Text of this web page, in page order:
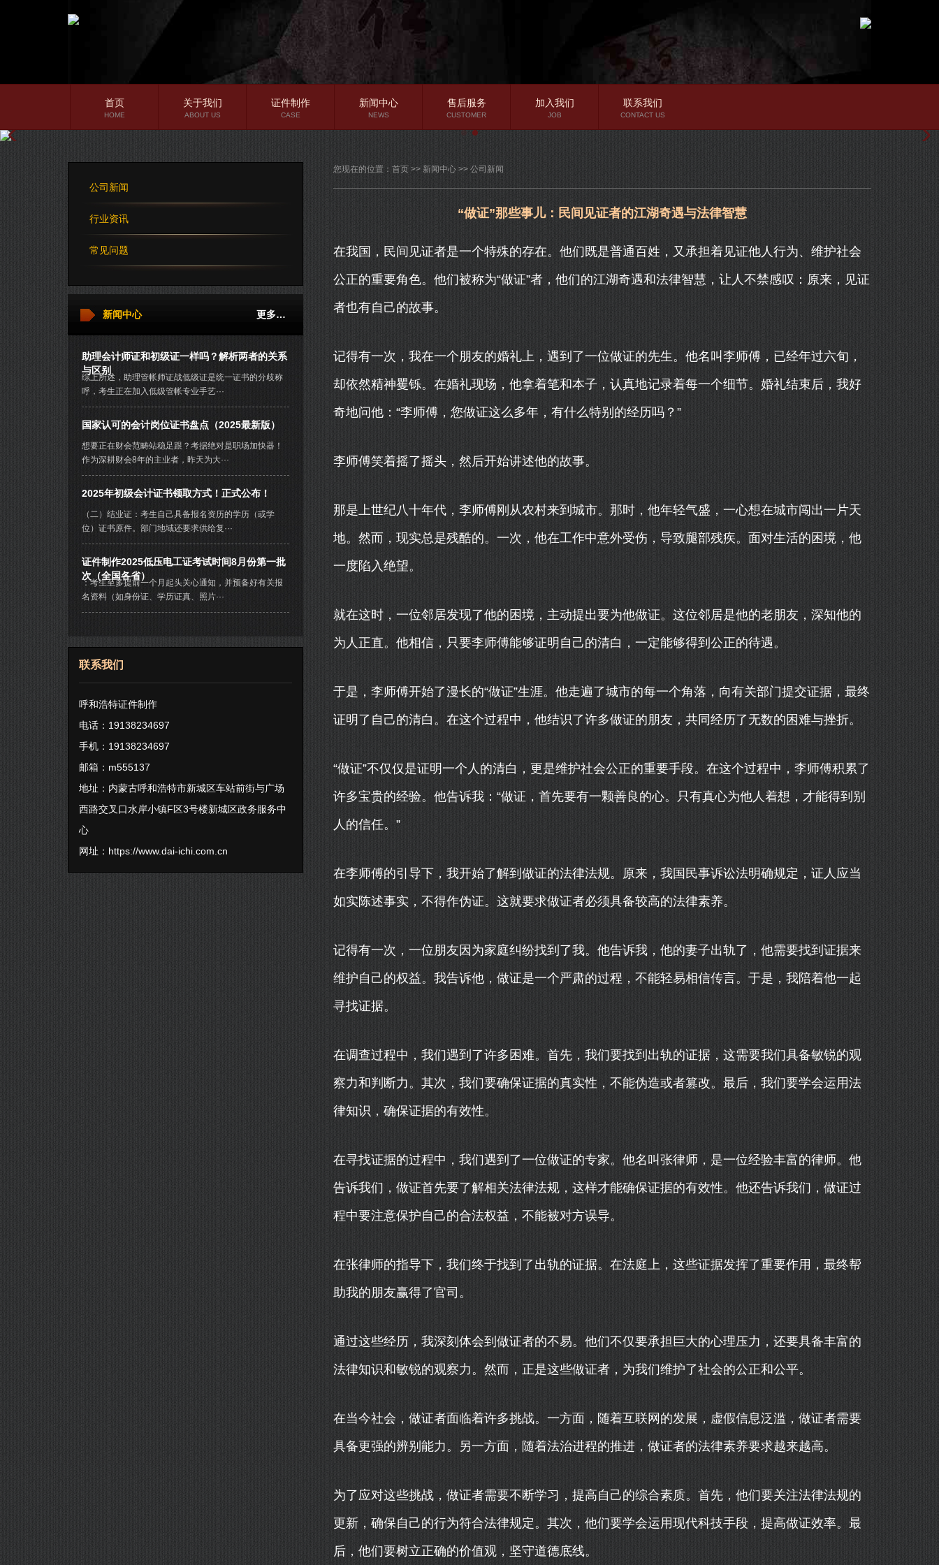
行业资讯
常见问题
首页
HOME
关于我们
ABOUT US
证件制作
CASE
新闻中心
NEWS
售后服务
CUSTOMER
加入我们
JOB
联系我们
CONTACT US
公司新闻
行业资讯
常见问题
更多…
新闻中心
助理会计师证和初级证一样吗？解析两者的关系
与区别
综上所述，助理管帐师证战低级证是统一证书的分歧称
呼，考生正在加入低级管帐专业手艺···
国家认可的会计岗位证书盘点（2025最新版）
想要正在财会范畴站稳足跟？考据绝对是职场加快器！
作为深耕财会8年的主业者，昨天为大···
2025年初级会计证书领取方式！正式公布！
（二）结业证：考生自己具备报名资历的学历（或学
位）证书原件。部门地域还要求供给复···
证件制作2025低压电工证考试时间8月份第一批
次（全国各省）
：考生至多提前一个月起头关心通知，并预备好有关报
名资料（如身份证、学历证真、照片···
联系我们
呼和浩特证件制作
电话：19138234697
手机：19138234697
邮箱：m555137
地址：内蒙古呼和浩特市新城区车站前街与广场
西路交叉口水岸小镇F区3号楼新城区政务服务中
心
网址： https://www.dai-ichi.com.cn
您现在的位置： 首页 >> 新闻中心 >> 公司新闻
“做证”那些事儿：民间见证者的江湖奇遇与法律智慧
在我国，民间见证者是一个特殊的存在。他们既是普通百姓，又承担着见证他人行为、维护社会
公正的重要角色。他们被称为“做证”者，他们的江湖奇遇和法律智慧，让人不禁感叹：原来，见证
者也有自己的故事。
记得有一次，我在一个朋友的婚礼上，遇到了一位做证的先生。他名叫李师傅，已经年过六旬，
却依然精神矍铄。在婚礼现场，他拿着笔和本子，认真地记录着每一个细节。婚礼结束后，我好
奇地问他：“李师傅，您做证这么多年，有什么特别的经历吗？”
李师傅笑着摇了摇头，然后开始讲述他的故事。
那是上世纪八十年代，李师傅刚从农村来到城市。那时，他年轻气盛，一心想在城市闯出一片天
地。然而，现实总是残酷的。一次，他在工作中意外受伤，导致腿部残疾。面对生活的困境，他
一度陷入绝望。
就在这时，一位邻居发现了他的困境，主动提出要为他做证。这位邻居是他的老朋友，深知他的
为人正直。他相信，只要李师傅能够证明自己的清白，一定能够得到公正的待遇。
于是，李师傅开始了漫长的“做证”生涯。他走遍了城市的每一个角落，向有关部门提交证据，最终
证明了自己的清白。在这个过程中，他结识了许多做证的朋友，共同经历了无数的困难与挫折。
“做证”不仅仅是证明一个人的清白，更是维护社会公正的重要手段。在这个过程中，李师傅积累了
许多宝贵的经验。他告诉我：“做证，首先要有一颗善良的心。只有真心为他人着想，才能得到别
人的信任。”
在李师傅的引导下，我开始了解到做证的法律法规。原来，我国民事诉讼法明确规定，证人应当
如实陈述事实，不得作伪证。这就要求做证者必须具备较高的法律素养。
记得有一次，一位朋友因为家庭纠纷找到了我。他告诉我，他的妻子出轨了，他需要找到证据来
维护自己的权益。我告诉他，做证是一个严肃的过程，不能轻易相信传言。于是，我陪着他一起
寻找证据。
在调查过程中，我们遇到了许多困难。首先，我们要找到出轨的证据，这需要我们具备敏锐的观
察力和判断力。其次，我们要确保证据的真实性，不能伪造或者篡改。最后，我们要学会运用法
律知识，确保证据的有效性。
在寻找证据的过程中，我们遇到了一位做证的专家。他名叫张律师，是一位经验丰富的律师。他
告诉我们，做证首先要了解相关法律法规，这样才能确保证据的有效性。他还告诉我们，做证过
程中要注意保护自己的合法权益，不能被对方误导。
在张律师的指导下，我们终于找到了出轨的证据。在法庭上，这些证据发挥了重要作用，最终帮
助我的朋友赢得了官司。
通过这些经历，我深刻体会到做证者的不易。他们不仅要承担巨大的心理压力，还要具备丰富的
法律知识和敏锐的观察力。然而，正是这些做证者，为我们维护了社会的公正和公平。
在当今社会，做证者面临着许多挑战。一方面，随着互联网的发展，虚假信息泛滥，做证者需要
具备更强的辨别能力。另一方面，随着法治进程的推进，做证者的法律素养要求越来越高。
为了应对这些挑战，做证者需要不断学习，提高自己的综合素质。首先，他们要关注法律法规的
更新，确保自己的行为符合法律规定。其次，他们要学会运用现代科技手段，提高做证效率。最
后，他们要树立正确的价值观，坚守道德底线。